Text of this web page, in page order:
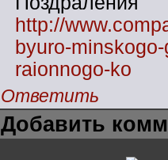
http://
byuro-
raionnogo-ko
Ответить
Добавить